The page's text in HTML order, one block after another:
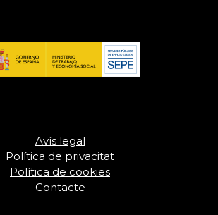
Avís legal
Política de privacitat
Política de cookies
Contacte